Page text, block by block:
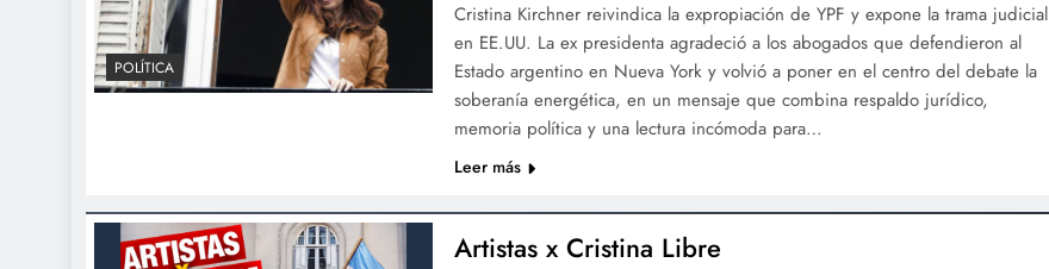
POLÍTICA
Cristina Kirchner reivindica la expropiación de YPF y expone la trama judicial
en EE.UU. La ex presidenta agradeció a los abogados que defendieron al
Estado argentino en Nueva York y volvió a poner en el centro del debate la
soberanía energética, en un mensaje que combina respaldo jurídico,
memoria política y una lectura incómoda para…
Leer más
Artistas x Cristina Libre